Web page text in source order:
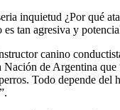
inquietud ¿Por qué
es tan agresiva y
canino
de Argentina que
Todo depende del